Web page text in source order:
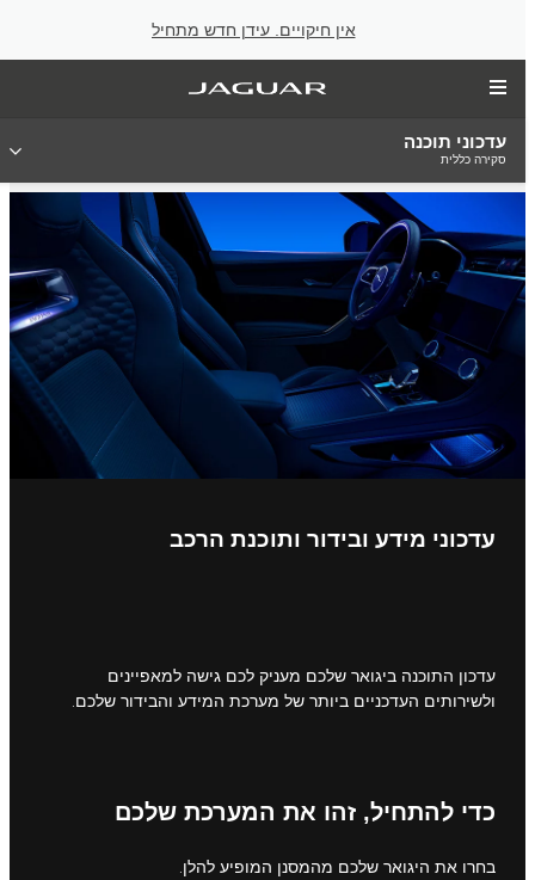
אין חיקויים. עידן חדש מתחיל
עדכוני תוכנה
סקירה כללית
עדכוני מידע ובידור ותוכנת הרכב
עדכון התוכנה ביגואר שלכם מעניק לכם גישה למאפיינים
ולשירותים העדכניים ביותר של מערכת המידע והבידור שלכם.
כדי להתחיל, זהו את המערכת שלכם
בחרו את היגואר שלכם מהמסנן המופיע להלן.